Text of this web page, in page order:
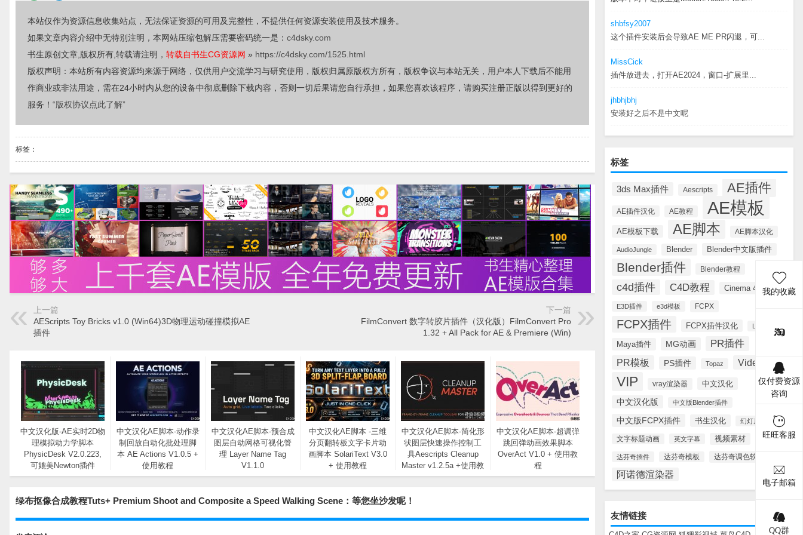
shbfsy2007
这个插件安装后会导致AE ME PR闪退，可...
MissCick
插件放进去，打开AE2024，窗口-扩展里...
jhbhjbhj
安装好之后不是中文呢
标签
3ds Max插件 Aescripts AE插件
AE插件汉化 AE教程 AE模板
AE模板下载 AE脚本 AE脚本汉化
AudioJungle Blender Blender中文版插件
Blender插件 Blender教程
c4d插件 C4D教程 Cinema 4D
E3D插件 e3d模板 FCPX
FCPX插件 FCPX插件汉化 Lynda
Maya插件 MG动画 PR插件
PR模板 PS插件 Topaz Videohive
VIP vray渲染器 中文汉化
中文汉化版 中文版Blender插件
中文版FCPX插件 书生汉化 幻灯片模板
文字标题动画 英文字幕 视频素材
达芬奇插件 达芬奇模板 达芬奇调色软件
阿诺德渲染器
友情链接
本站仅作为资源信息收集站点，无法保证资源的可用及完整性，不提供任何资源安装使用及技术服务。
如果文章内容介绍中无特别注明，本网站压缩包解压需要密码统一是： c4dsky.com
书生原创文章,版权所有,转载请注明， 转载自书生CG资源网 » https://c4dsky.com/1525.html
版权声明：本站所有内容资源均来源于网络，仅供用户交流学习与研究使用，版权归属原版权方所有，版权争议与本站无关，用户本人下载后不能用
作商业或非法用途，需在24小时内从您的设备中彻底删除下载内容，否则一切后果请您自行承担，如果您喜欢该程序，请购买注册正版以得到更好的
服务！ “版权协议点此了解”
标签：
上一篇
AEScripts Toy Bricks v1.0 (Win64)3D物理运动碰撞模拟AE
插件
下一篇
FilmConvert 数字转胶片插件（汉化版）FilmConvert Pro
1.32 + All Pack for AE & Premiere (Win)
中文汉化版-AE实时2D物
理模拟动力学脚本
PhysicDesk V2.0.223,
可媲美Newton插件
中文汉化AE脚本-动作录
制回放自动化批处理脚
本 AE Actions V1.0.5 +
使用教程
中文汉化AE脚本-预合成
图层自动网格可视化管
理 Layer Name Tag
V1.1.0
中文汉化AE脚本 -三维
分页翻转板文字卡片动
画脚本 SolariText V3.0
+ 使用教程
中文汉化AE脚本-简化形
状图层快速操作控制工
具Aescripts Cleanup
Master v1.2.5a +使用教
程
中文汉化AE脚本-超调弹
跳回弹动画效果脚本
OverAct V1.0 + 使用教
程
绿布抠像合成教程Tuts+ Premium Shoot and Composite a Speed Walking Scene：等您坐沙发呢！
我的收藏
仅付费资源
咨询
旺旺客服
电子邮箱
QQ群